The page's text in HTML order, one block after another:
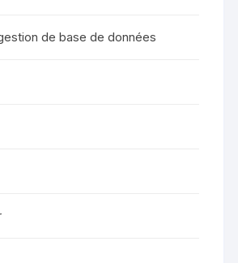
de base de données